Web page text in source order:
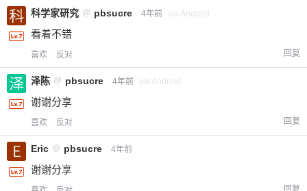
科学家研究 @ pbsucre 4年前 via Android
看着不错
喜欢 反对 回复
泽陈 @ pbsucre 4年前 via Android
谢谢分享
喜欢 反对 回复
Eric @ pbsucre 4年前
谢谢分享
回复